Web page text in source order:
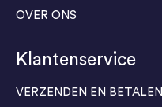
OVER ONS
Klantenservice
VERZENDEN EN BETALEN